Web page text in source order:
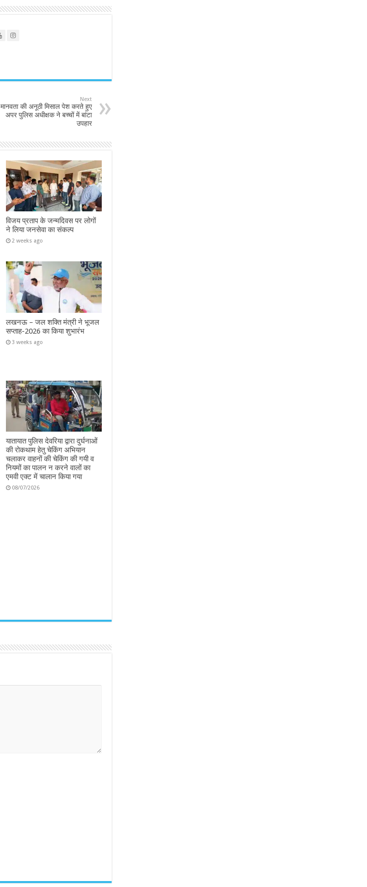
Next
मानवता की अनूठी मिसाल पेश करते हुए
अपर पुलिस अधीक्षक ने बच्चों में बांटा
उपहार
विजय प्रताप के जन्मदिवस पर लोगों
ने लिया जनसेवा का संकल्प
2 weeks ago
लखनऊ – जल शक्ति मंत्री ने भूजल
सप्ताह-2026 का किया शुभारंभ
3 weeks ago
यातायात पुलिस देवरिया द्वारा दुर्घनाओं
की रोकथाम हेतु चेकिंग अभियान
चलाकर वाहनों की चेकिंग की गयी व
नियमों का पालन न करने वालों का
एमवी एक्ट में चालान किया गया
08/07/2026